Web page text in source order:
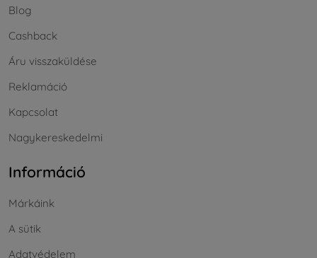
Blog
Cashback
Áru visszaküldése
Reklamáció
Kapcsolat
Nagykereskedelmi
Információ
Márkáink
A sütik
Adatvédelem